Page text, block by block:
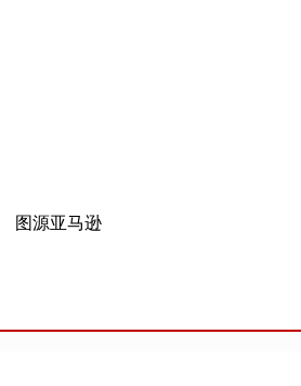
图源亚马逊